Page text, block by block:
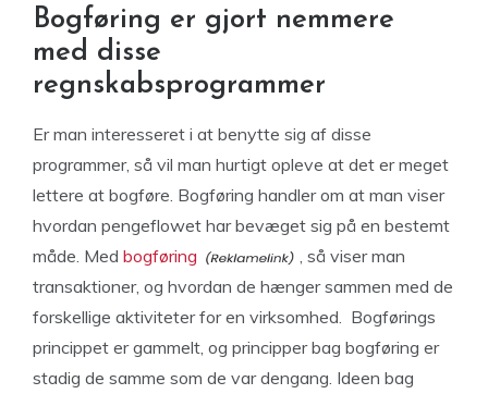
Bogføring er gjort nemmere
med disse
regnskabsprogrammer
Er man interesseret i at benytte sig af disse
programmer, så vil man hurtigt opleve at det er meget
lettere at bogføre. Bogføring handler om at man viser
hvordan pengeflowet har bevæget sig på en bestemt
måde. Med bogføring
, så viser man
transaktioner, og hvordan de hænger sammen med de
forskellige aktiviteter for en virksomhed. Bogførings
princippet er gammelt, og principper bag bogføring er
stadig de samme som de var dengang. Ideen bag